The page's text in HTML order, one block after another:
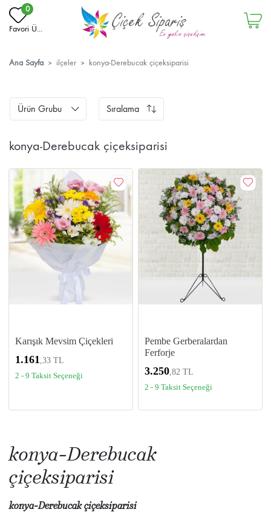
0
Favori Ü...
Ana Sayfa ilçeler konya-Derebucak çiçeksiparisi
Ürün Grubu Sıralama
konya-Derebucak çiçeksiparisi
Karışık Mevsim Çiçekleri
1.161 ,33 TL
2 - 9 Taksit Seçeneği
Pembe Gerberalardan
Ferforje
3.250 ,82 TL
2 - 9 Taksit Seçeneği
konya-Derebucak
çiçeksiparisi
konya-Derebucak çiçeksiparisi